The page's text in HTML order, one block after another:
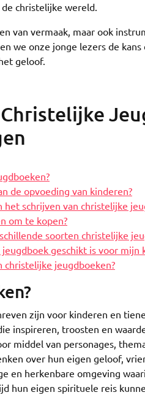
christelijke wereld.
van vermaak, maar ook
we onze jonge lezers de
geloof.
de opvoeding van kinderen?
schrijven van christelijke
om te kopen?
soorten christelijke
geschikt is voor mijn
jeugdboeken?
zijn voor kinderen en
inspireren, troosten en
middel van personages,
over hun eigen geloof,
en herkenbare omgeving
hun eigen spirituele reis